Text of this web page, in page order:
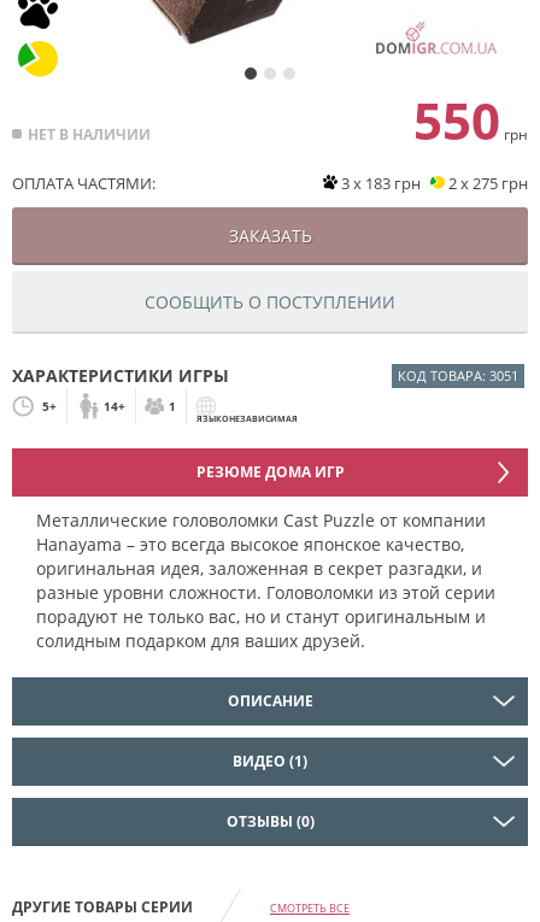
НЕТ В НАЛИЧИИ 550 грн
ОПЛАТА ЧАСТЯМИ: 3 x 183 грн 2 x 275 грн
ЗАКАЗАТЬ
СООБЩИТЬ О ПОСТУПЛЕНИИ
ХАРАКТЕРИСТИКИ ИГРЫ КОД ТОВАРА: 3051
5+ 14+ 1
ЯЗЫКОНЕЗАВИСИМАЯ
РЕЗЮМЕ ДОМА ИГР
Металлические головоломки Cast Puzzle от компании
Hanayama – это всегда высокое японское качество,
оригинальная идея, заложенная в секрет разгадки, и
разные уровни сложности. Головоломки из этой серии
порадуют не только вас, но и станут оригинальным и
солидным подарком для ваших друзей.
ОПИСАНИЕ
ВИДЕО (1)
ОТЗЫВЫ (0)
ДРУГИЕ ТОВАРЫ СЕРИИ СМОТРЕТЬ ВСЕ